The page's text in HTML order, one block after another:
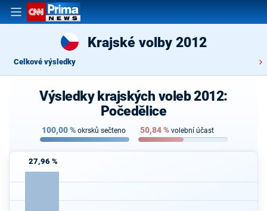
Krajské volby 2012
Celkové výsledky
Výsledky krajských voleb 2012:
Počedělice
100,00% okrsků sečteno 50,84% volební účast
27,96 %